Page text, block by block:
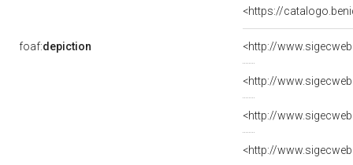
<https://
foaf:depiction